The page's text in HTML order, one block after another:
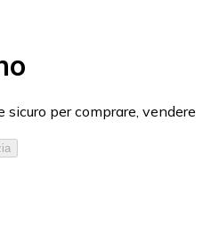
sicuro per comprare, vendere